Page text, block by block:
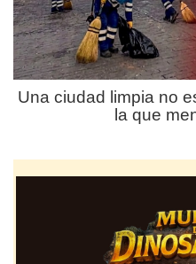
Una ciudad limpia no
la que